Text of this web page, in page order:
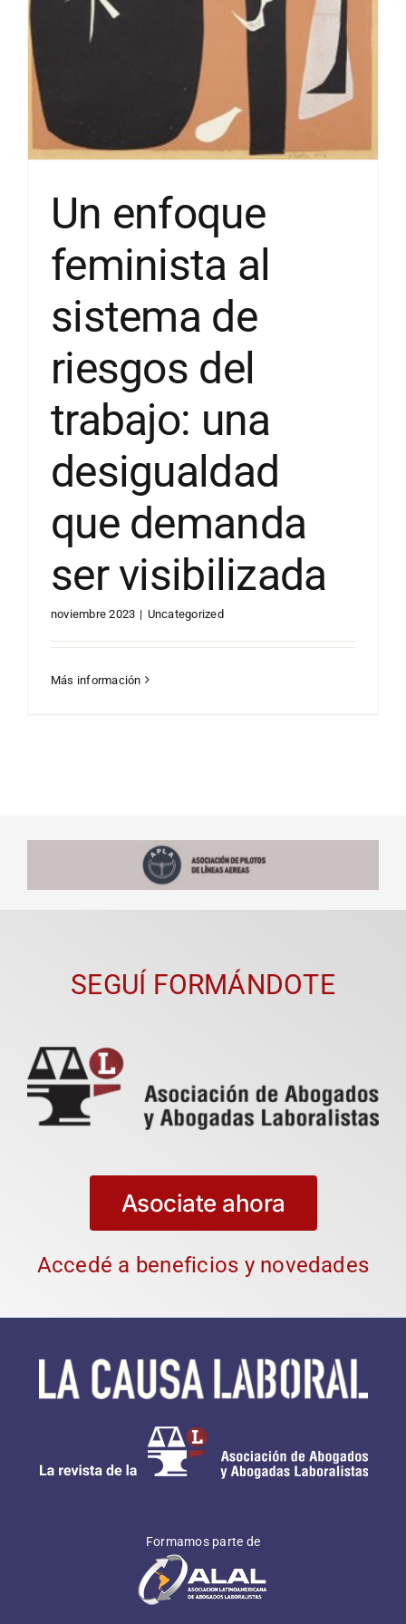
Artículos por autor
Artículos por sección
Un enfoque
feminista al
sistema de
riesgos del
trabajo: una
desigualdad
que demanda
ser visibilizada
noviembre 2023 | Uncategorized
Más información
SEGUÍ FORMÁNDOTE
Asociate ahora
Accedé a beneficios y novedades
Formamos parte de